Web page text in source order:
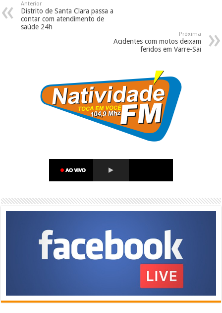
Anterior
Distrito de Santa Clara passa a
contar com atendimento de
saúde 24h
Próxima
Acidentes com motos deixam
feridos em Varre-Sai